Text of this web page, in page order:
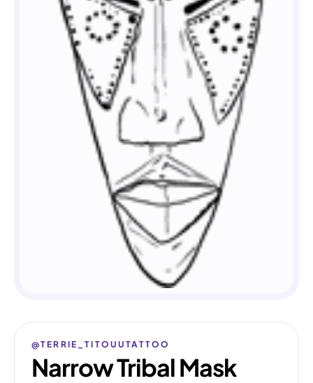
@TERRIE_TITOUUTATTOO
Narrow Tribal Mask